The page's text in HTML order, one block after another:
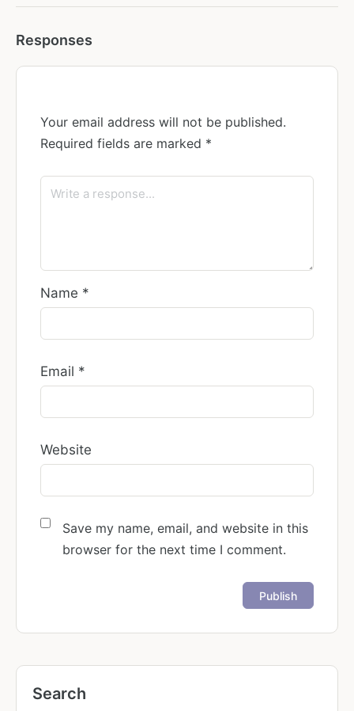
Responses
Your email address will not be published.
Required fields are marked *
Name *
Email *
Website
Save my name, email, and website in this
browser for the next time I comment.
Search